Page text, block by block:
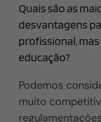
Quais são as
desvantagens
profissional,
educação?
Podemos
muito